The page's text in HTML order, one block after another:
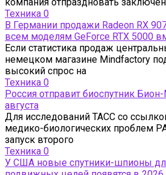
Техника 0
В Германии продажи Radeon RX
всем моделям GeForce RTX 5000
Если статистика продаж
немецком магазине Mindfactory
высокий спрос на
Техника 0
Россия отправит биоспутник
августа
Для исследований ТАСС со
медико-биологических проблем
запуск второго
Техника 0
У США новые спутники-шпионы